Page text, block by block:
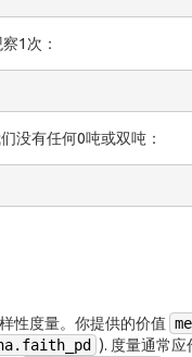
1次：
没有任何0吨或双吨：
性度量。你提供的价值
). 度量通常